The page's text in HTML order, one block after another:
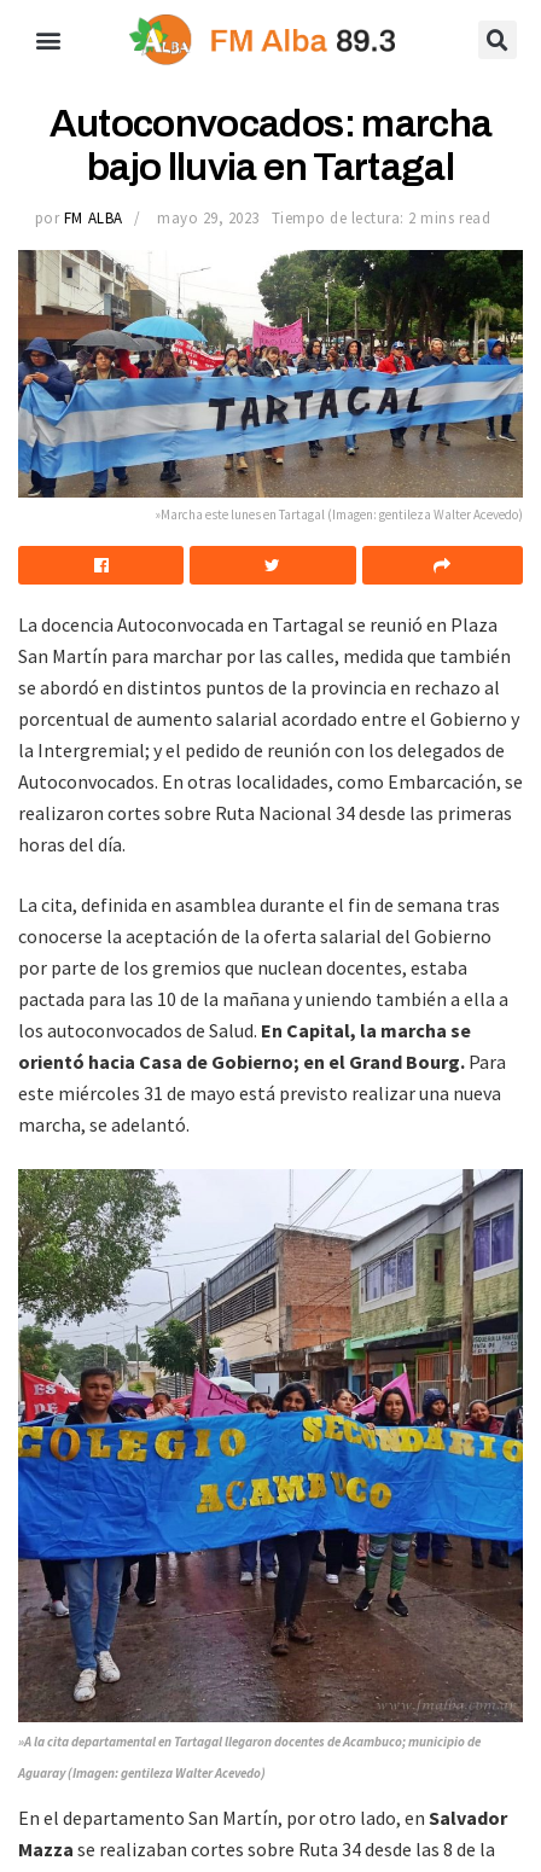
Autoconvocados: marcha
bajo lluvia en Tartagal
por FM ALBA mayo 29, 2023 Tiempo de lectura: 2 mins read
»Marcha este lunes en Tartagal (Imagen: gentileza Walter Acevedo)
La docencia Autoconvocada en Tartagal se reunió en Plaza
San Martín para marchar por las calles, medida que también
se abordó en distintos puntos de la provincia en rechazo al
porcentual de aumento salarial acordado entre el Gobierno y
la Intergremial; y el pedido de reunión con los delegados de
Autoconvocados. En otras localidades, como Embarcación, se
realizaron cortes sobre Ruta Nacional 34 desde las primeras
horas del día.
La cita, definida en asamblea durante el fin de semana tras
conocerse la aceptación de la oferta salarial del Gobierno
por parte de los gremios que nuclean docentes, estaba
pactada para las 10 de la mañana y uniendo también a ella a
los autoconvocados de Salud. En Capital, la marcha se
orientó hacia Casa de Gobierno; en el Grand Bourg. Para
este miércoles 31 de mayo está previsto realizar una nueva
marcha, se adelantó.
»A la cita departamental en Tartagal llegaron docentes de Acambuco; municipio de
Aguaray (Imagen: gentileza Walter Acevedo)
En el departamento San Martín, por otro lado, en Salvador
Mazza se realizaban cortes sobre Ruta 34 desde las 8 de la